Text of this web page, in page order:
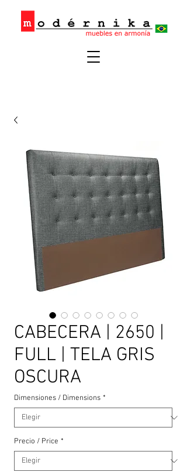
CABECERA | 2650 |
FULL | TELA GRIS
OSCURA
Dimensiones / Dimensions *
Precio / Price *